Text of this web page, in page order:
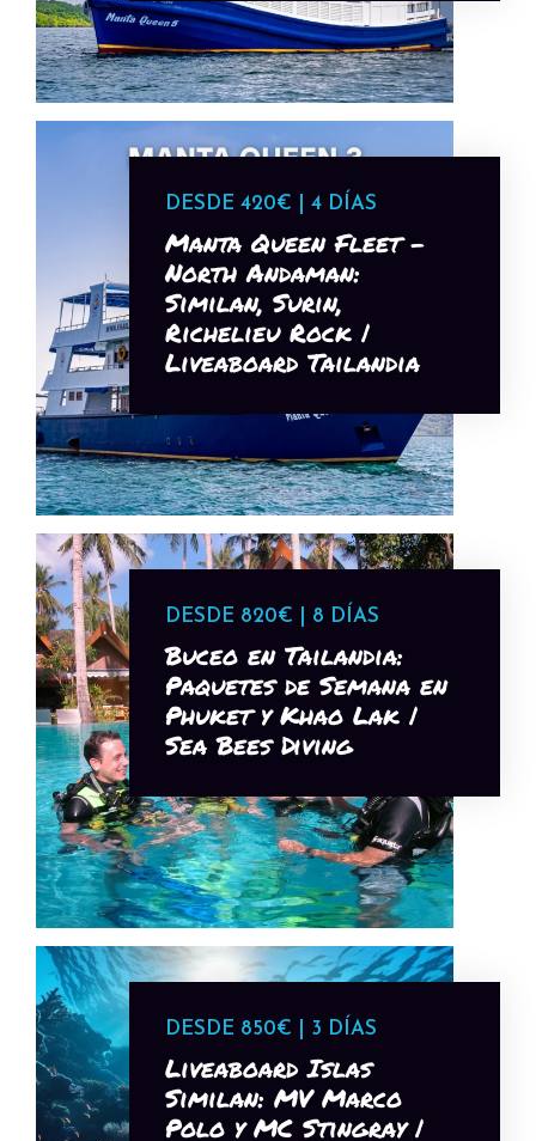
DESDE 420€ | 4 DÍAS
Manta Queen Fleet -
North Andaman:
Similan, Surin,
Richelieu Rock |
Liveaboard Tailandia
DESDE 820€ | 8 DÍAS
Buceo en Tailandia:
Paquetes de Semana en
Phuket y Khao Lak |
Sea Bees Diving
DESDE 850€ | 3 DÍAS
Liveaboard Islas
Similan: MV Marco
Polo y MC Stingray |